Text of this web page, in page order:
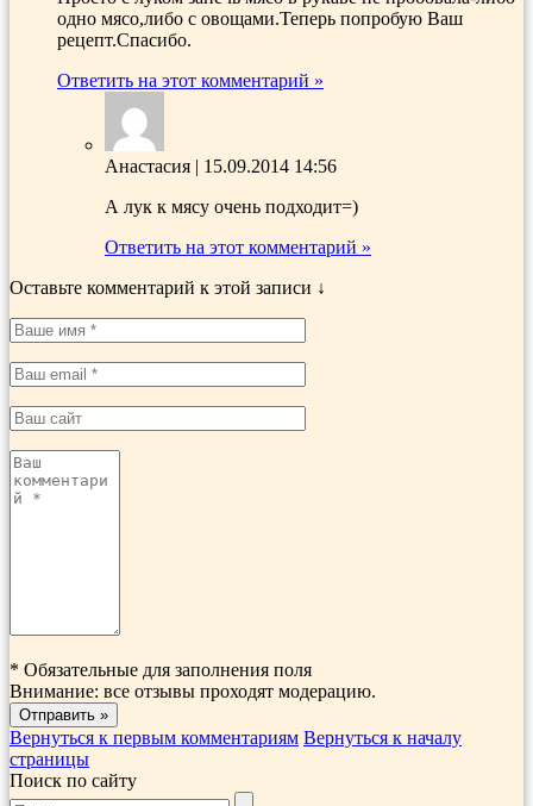
одно мясо,либо с овощами.Теперь попробую Ваш
рецепт.Спасибо.
Ответить на этот комментарий »
Анастасия | 15.09.2014 14:56
А лук к мясу очень подходит=)
Ответить на этот комментарий »
Оставьте комментарий к этой записи ↓
* Обязательные для заполнения поля
Внимание: все отзывы проходят модерацию.
Вернуться к первым комментариям Вернуться к началу
страницы
Поиск по сайту